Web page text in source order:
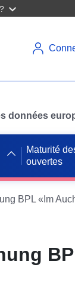
données
Maturité
ouvertes
BPL «Im